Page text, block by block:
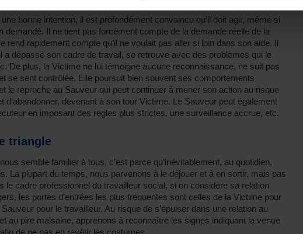
bonne intention, il est profondément convaincu qu’il doit agir, même si
demandé. Il ne tient pas forcément compte de la demande réelle de la
rend rapidement compte qu’il ne voulait pas aller si loin dans son aide. Il
a dépassé son cadre de travail, se retrouve avec des problèmes qui le
De plus, la Victime ne lui témoigne aucune reconnaissance, ne suit pas
se sent contrôlée. Elle poursuit bien souvent ses comportements
le reproche au Sauveur qui peut continuer à mener son action au risque
d’abandonner, devenant à son tour Victime. Le Sauveur peut également
en imposant des règles plus strictes, une surveillance accrue, etc.
triangle
semble familier à tous, c’est parce qu’inévitablement, au quotidien,
La plupart du temps, nous parvenons à le déjouer et à en sortir, mais pas
le cadre professionnel du travailleur social, si on considère sa relation
les portes d’entrées les plus fréquentes sont celles de la Victime pour
Sauveur pour le travailleur. Au risque de s’épuiser dans une relation au
au pire malsaine, apprenons à reconnaître les signes indiquant la venue
de ne pas en revêtir les costumes.